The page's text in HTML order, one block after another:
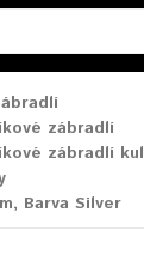
zábradlí
zábradlí
Barva Silver